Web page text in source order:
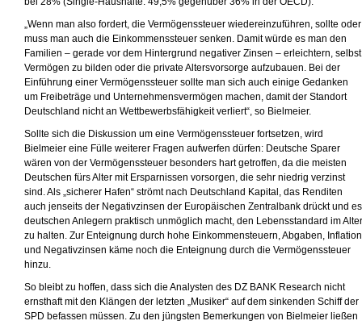
„Wenn man also fordert, die Vermögenssteuer wiedereinzuführen, sollte oder
muss man auch die Einkommenssteuer senken. Damit würde es man den
Familien – gerade vor dem Hintergrund negativer Zinsen – erleichtern, selbst
Vermögen zu bilden oder die private Altersvorsorge aufzubauen. Bei der
Einführung einer Vermögenssteuer sollte man sich auch einige Gedanken
um Freibeträge und Unternehmensvermögen machen, damit der Standort
Deutschland nicht an Wettbewerbsfähigkeit verliert“, so Bielmeier.
Sollte sich die Diskussion um eine Vermögenssteuer fortsetzen, wird
Bielmeier eine Fülle weiterer Fragen aufwerfen dürfen: Deutsche Sparer
wären von der Vermögenssteuer besonders hart getroffen, da die meisten
Deutschen fürs Alter mit Ersparnissen vorsorgen, die sehr niedrig verzinst
sind. Als „sicherer Hafen“ strömt nach Deutschland Kapital, das Renditen
auch jenseits der Negativzinsen der Europäischen Zentralbank drückt und es
deutschen Anlegern praktisch unmöglich macht, den Lebensstandard im Alter
zu halten. Zur Enteignung durch hohe Einkommensteuern, Abgaben, Inflation
und Negativzinsen käme noch die Enteignung durch die Vermögenssteuer
hinzu.
So bleibt zu hoffen, dass sich die Analysten des DZ BANK Research nicht
ernsthaft mit den Klängen der letzten „Musiker“ auf dem sinkenden Schiff der
SPD befassen müssen. Zu den jüngsten Bemerkungen von Bielmeier ließen